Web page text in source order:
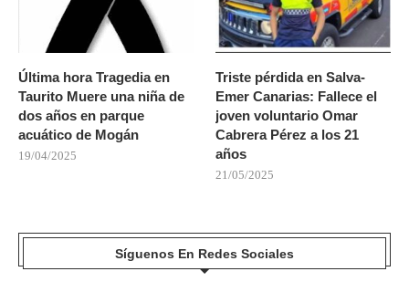
Última hora Tragedia en
Taurito Muere una niña de
dos años en parque
acuático de Mogán
19/04/2025
Triste pérdida en Salva-
Emer Canarias: Fallece el
joven voluntario Omar
Cabrera Pérez a los 21
años
21/05/2025
Síguenos En Redes Sociales